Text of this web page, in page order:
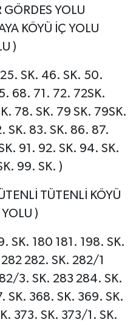
GÖRDES YOLU
KÖYÜ İÇ YOLU
)
25. SK. 46. SK. 50.
68. 71. 72. 72SK.
78. SK. 79 SK. 79SK.
SK. 83. SK. 86. 87.
91. 92. SK. 94. SK.
99. SK. )
TÜTENLİ KÖYÜ
)
SK. 180 181. 198. SK.
282. SK. 282/1
3. SK. 283 284. SK.
SK. 368. SK. 369. SK.
373. SK. 373/1. SK.